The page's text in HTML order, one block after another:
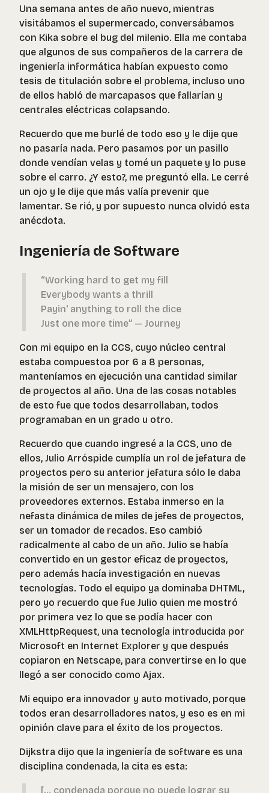
Una semana antes de año nuevo, mientras
visitábamos el supermercado, conversábamos
con Kika sobre el bug del milenio. Ella me contaba
que algunos de sus compañeros de la carrera de
ingeniería informática habían expuesto como
tesis de titulación sobre el problema, incluso uno
de ellos habló de marcapasos que fallarían y
centrales eléctricas colapsando.
Recuerdo que me burlé de todo eso y le dije que
no pasaría nada. Pero pasamos por un pasillo
donde vendían velas y tomé un paquete y lo puse
sobre el carro. ¿Y esto?, me preguntó ella. Le cerré
un ojo y le dije que más valía prevenir que
lamentar. Se rió, y por supuesto nunca olvidó esta
anécdota.
Ingeniería de Software
“Working hard to get my fill
Everybody wants a thrill
Payin' anything to roll the dice
Just one more time” — Journey
Con mi equipo en la CCS, cuyo núcleo central
estaba compuestoa por 6 a 8 personas,
manteníamos en ejecución una cantidad similar
de proyectos al año. Una de las cosas notables
de esto fue que todos desarrollaban, todos
programaban en un grado u otro.
Recuerdo que cuando ingresé a la CCS, uno de
ellos, Julio Arróspide cumplía un rol de jefatura de
proyectos pero su anterior jefatura sólo le daba
la misión de ser un mensajero, con los
proveedores externos. Estaba inmerso en la
nefasta dinámica de miles de jefes de proyectos,
ser un tomador de recados. Eso cambió
radicalmente al cabo de un año. Julio se había
convertido en un gestor eficaz de proyectos,
pero además hacía investigación en nuevas
tecnologías. Todo el equipo ya dominaba DHTML,
pero yo recuerdo que fue Julio quien me mostró
por primera vez lo que se podía hacer con
XMLHttpRequest, una tecnología introducida por
Microsoft en Internet Explorer y que después
copiaron en Netscape, para convertirse en lo que
llegó a ser conocido como Ajax.
Mi equipo era innovador y auto motivado, porque
todos eran desarrolladores natos, y eso es en mi
opinión clave para el éxito de los proyectos.
Dijkstra dijo que la ingeniería de software es una
disciplina condenada, la cita es esta:
[... condenada porque no puede lograr su